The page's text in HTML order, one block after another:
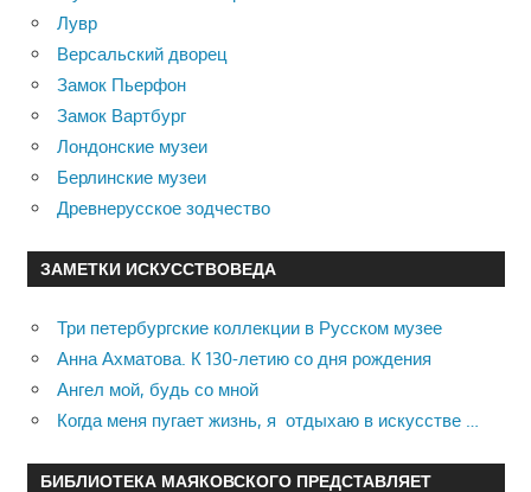
Лувр
Версальский дворец
Замок Пьерфон
Замок Вартбург
Лондонские музеи
Берлинские музеи
Древнерусское зодчество
ЗАМЕТКИ ИСКУССТВОВЕДА
Три петербургские коллекции в Русском музее
Анна Ахматова. К 130-летию со дня рождения
Ангел мой, будь со мной
Когда меня пугает жизнь, я отдыхаю в искусстве …
БИБЛИОТЕКА МАЯКОВСКОГО ПРЕДСТАВЛЯЕТ